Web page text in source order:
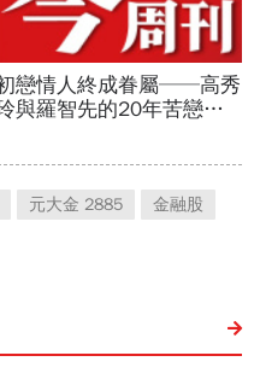
元大金 2885
金融股